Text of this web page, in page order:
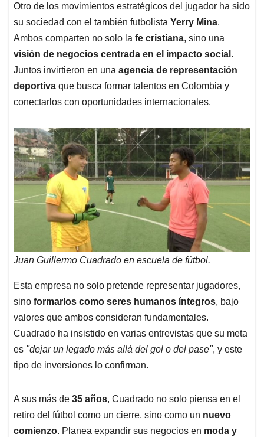
Otro de los movimientos estratégicos del jugador ha sido
su sociedad con el también futbolista Yerry Mina.
Ambos comparten no solo la fe cristiana, sino una
visión de negocios centrada en el impacto social .
Juntos invirtieron en una agencia de representación
deportiva que busca formar talentos en Colombia y
conectarlos con oportunidades internacionales.
Juan Guillermo Cuadrado en escuela de fútbol.
Esta empresa no solo pretende representar jugadores,
sino formarlos como seres humanos íntegros, bajo
valores que ambos consideran fundamentales.
Cuadrado ha insistido en varias entrevistas que su meta
es "dejar un legado más allá del gol o del pase", y este
tipo de inversiones lo confirman.
A sus más de 35 años, Cuadrado no solo piensa en el
retiro del fútbol como un cierre, sino como un nuevo
comienzo. Planea expandir sus negocios en moda y